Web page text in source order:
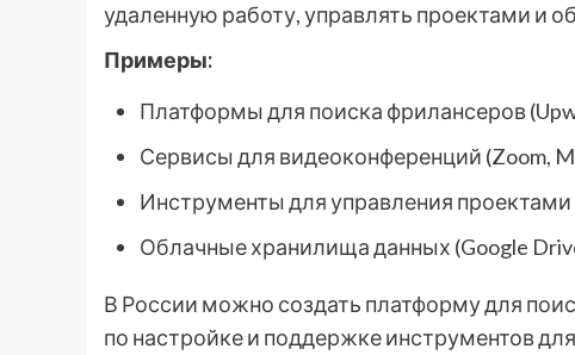
удаленную работу, управлять проектами и
Примеры:
Платформы для поиска фрилансеров
Сервисы для видеоконференций (Zoom,
Инструменты для управления проектами
Облачные хранилища данных (Google
В России можно создать платформу для
по настройке и поддержке инструментов